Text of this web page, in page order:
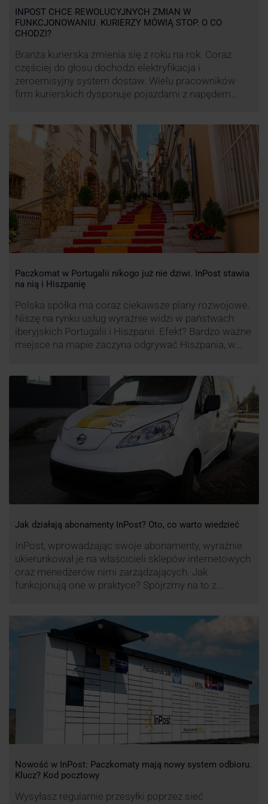
INPOST CHCE REWOLUCYJNYCH ZMIAN W
FUNKCJONOWANIU. KURIERZY MÓWIĄ STOP. O CO
CHODZI?
Branża kurierska zmienia się z roku na rok. Coraz
częściej do głosu dochodzi elektryfikacja i
zeroemisyjny system dostaw. Wielu pracowników
firm kurierskich dysponuje pojazdami z napędem
ale też sposobie rozliczania pracy postanowił
wprowadzić również InPost. To wzbudziło ogromny
sprzeciw pracowników …
Paczkomat w Portugalii nikogo już nie dziwi. InPost stawia
na nią i Hiszpanię
Polska spółka ma coraz ciekawsze plany rozwojowe.
Niszę na rynku usług wyraźnie widzi w państwach
iberyjskich Portugalii i Hiszpanii. Efekt? Bardzo ważne
miejsce na mapie zaczyna odgrywać Hiszpania, w
Jak działają abonamenty InPost? Oto, co warto wiedzieć
InPost, wprowadzając swoje abonamenty, wyraźnie
ukierunkował je na właścicieli sklepów internetowych
oraz menedżerów nimi zarządzających. Jak
funkcjonują one w praktyce? Spójrzmy na to z
Nowość w InPost: Paczkomaty mają nowy system odbioru.
Klucz? Kod pocztowy
Wysyłasz regularnie przesyłki poprzez sieć